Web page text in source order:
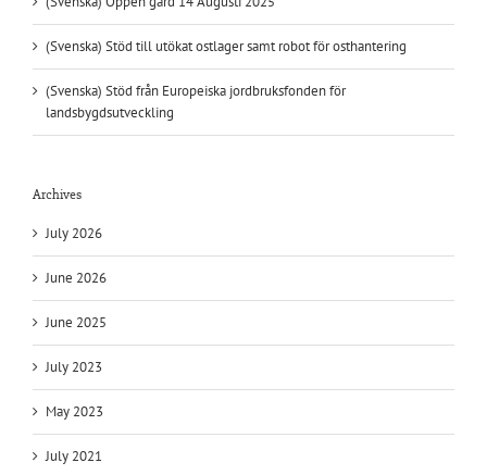
(Svenska) Stöd till utökat ostlager samt robot för osthantering
(Svenska) Stöd från Europeiska jordbruksfonden för
landsbygdsutveckling
Archives
July 2026
June 2026
June 2025
July 2023
May 2023
July 2021